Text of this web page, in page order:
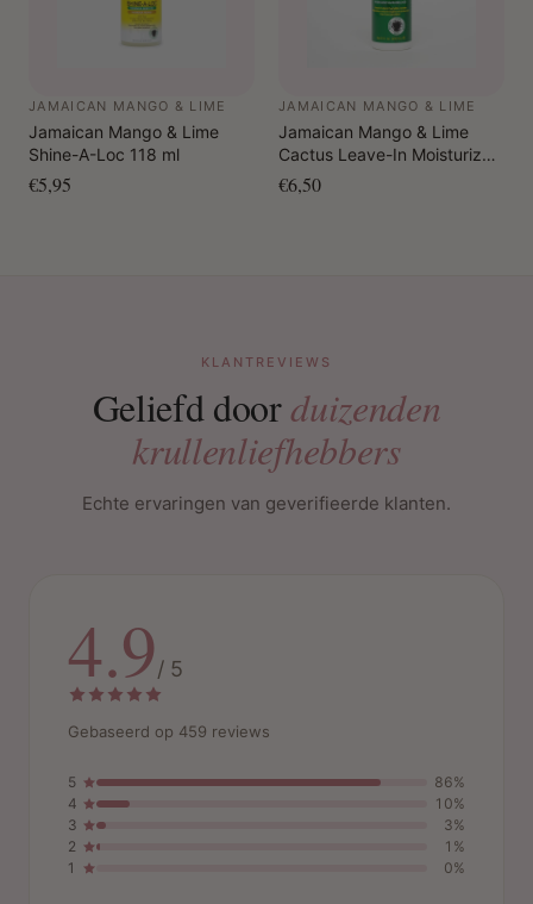
JAMAICAN MANGO & LIME
Jamaican Mango & Lime
Shine-A-Loc 118 ml
€5,95
JAMAICAN MANGO & LIME
Jamaican Mango & Lime
Cactus Leave-In Moisturizer
237 ml
€6,50
KLANTREVIEWS
Geliefd doorduizenden
krullenliefhebbers
Echte ervaringen van geverifieerde klanten.
4.9/ 5
Gebaseerd op 459 reviews
5
86%
4
10%
3
3%
2
1%
1
0%